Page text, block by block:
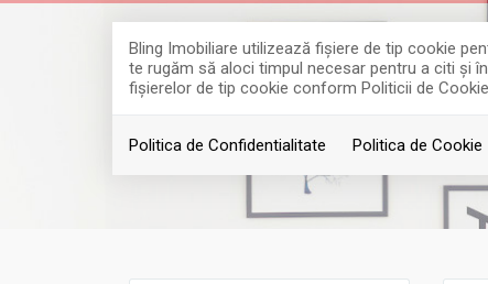
Bling Imobiliare utilizează fişiere de tip cookie
te rugăm să aloci timpul necesar pentru a citi și
fişierelor de tip cookie conform Politicii de
Politica de Confidentialitate Politica de Cookie